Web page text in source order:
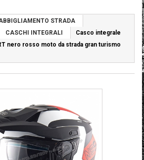
STRADA
CASCHI INTEGRALI
Casco integrale
nero rosso moto da strada gran turismo